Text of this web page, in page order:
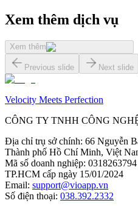
Xem thêm dịch vụ
Xem thêm
Previous slide Next slide
Velocity Meets Perfection
CÔNG TY TNHH CÔNG
Địa chỉ trụ sở chính: 66 Nguyễn
Thành phố Hồ Chí Minh, Việt
Mã số doanh nghiệp:
TP.HCM cấp ngày 15/01/2024
Email: support@vioapp.vn
Số điện thoại: 038.392.2332